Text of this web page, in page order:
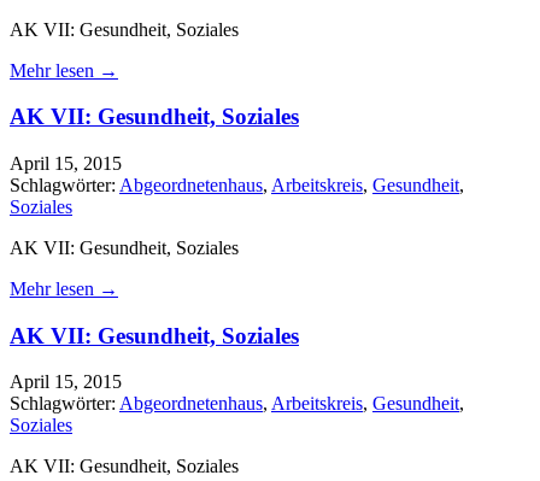
AK VII: Gesundheit, Soziales
Mehr lesen →
AK VII: Gesundheit, Soziales
April 15, 2015
Schlagwörter: Abgeordnetenhaus, Arbeitskreis, Gesundheit,
Soziales
AK VII: Gesundheit, Soziales
Mehr lesen →
AK VII: Gesundheit, Soziales
April 15, 2015
Schlagwörter: Abgeordnetenhaus, Arbeitskreis, Gesundheit,
Soziales
AK VII: Gesundheit, Soziales